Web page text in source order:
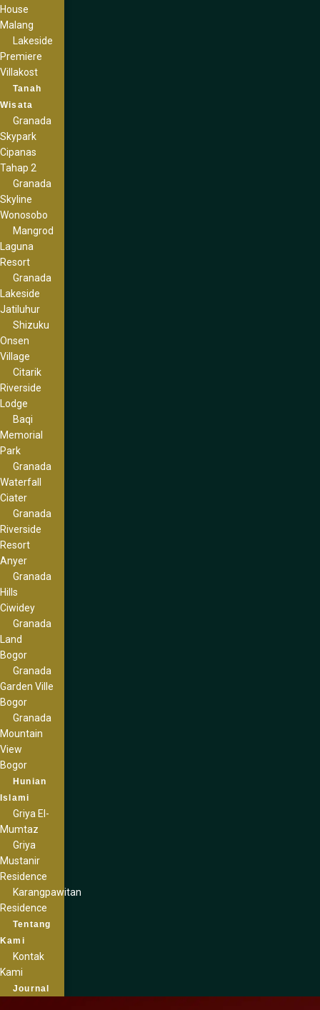
House
Malang
Lakeside
Premiere
Villakost
Tanah
Wisata
Granada
Skypark
Cipanas
Tahap 2
Granada
Skyline
Wonosobo
Mangrod
Laguna
Resort
Granada
Lakeside
Jatiluhur
Shizuku
Onsen
Village
Citarik
Riverside
Lodge
Baqi
Memorial
Park
Granada
Waterfall
Ciater
Granada
Riverside
Resort
Anyer
Granada
Hills
Ciwidey
Granada
Land
Bogor
Granada
Garden Ville
Bogor
Granada
Mountain
View
Bogor
Hunian
Islami
Griya El-
Mumtaz
Griya
Mustanir
Residence
Karangpawitan
Residence
Tentang
Kami
Kontak
Kami
Journal